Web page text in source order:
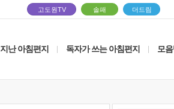
고도원TV 솔패 더드림
지난 아침편지 독자가 쓰는 아침편지 모